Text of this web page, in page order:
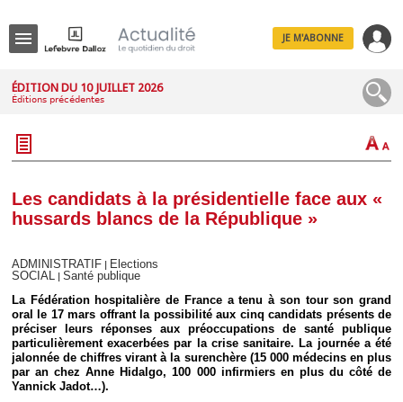
JE M'ABONNE
ÉDITION DU 10 JUILLET 2026
Éditions précédentes
Les candidats à la présidentielle face aux «
hussards blancs de la République »
ADMINISTRATIF
Elections
SOCIAL
Santé publique
La Fédération hospitalière de France a tenu à son tour son grand
oral le 17 mars offrant la possibilité aux cinq candidats présents de
préciser leurs réponses aux préoccupations de santé publique
particulièrement exacerbées par la crise sanitaire. La journée a été
jalonnée de chiffres virant à la surenchère (15 000 médecins en plus
par an chez Anne Hidalgo, 100 000 infirmiers en plus du côté de
Yannick Jadot…).